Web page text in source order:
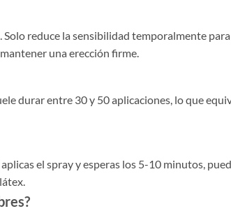
reduce la sensibilidad temporalmente para
una erección firme.
durar entre 30 y 50 aplicaciones, lo que
el spray y esperas los 5-10 minutos,